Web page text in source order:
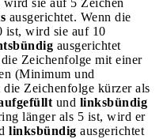
sie auf 5 Zeichen
ausgerichtet. Wenn die
ist, wird sie auf 10
ausgerichtet
Zeichenfolge mit einer
(Minimum und
Zeichenfolge kürzer als
und linksbündig
länger als 5 ist, wird er
linksbündig ausgerichtet